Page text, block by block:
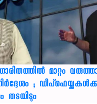
മാറ്റം
;
തടയിടും